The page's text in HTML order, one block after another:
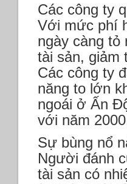
Các công ty
Với mức phí
ngày càng tỏ
tài sản, giảm
Các công ty
năng to lớn
ngoái ở Ấn
với năm
Sự bùng nổ
Người đánh
tài sản có